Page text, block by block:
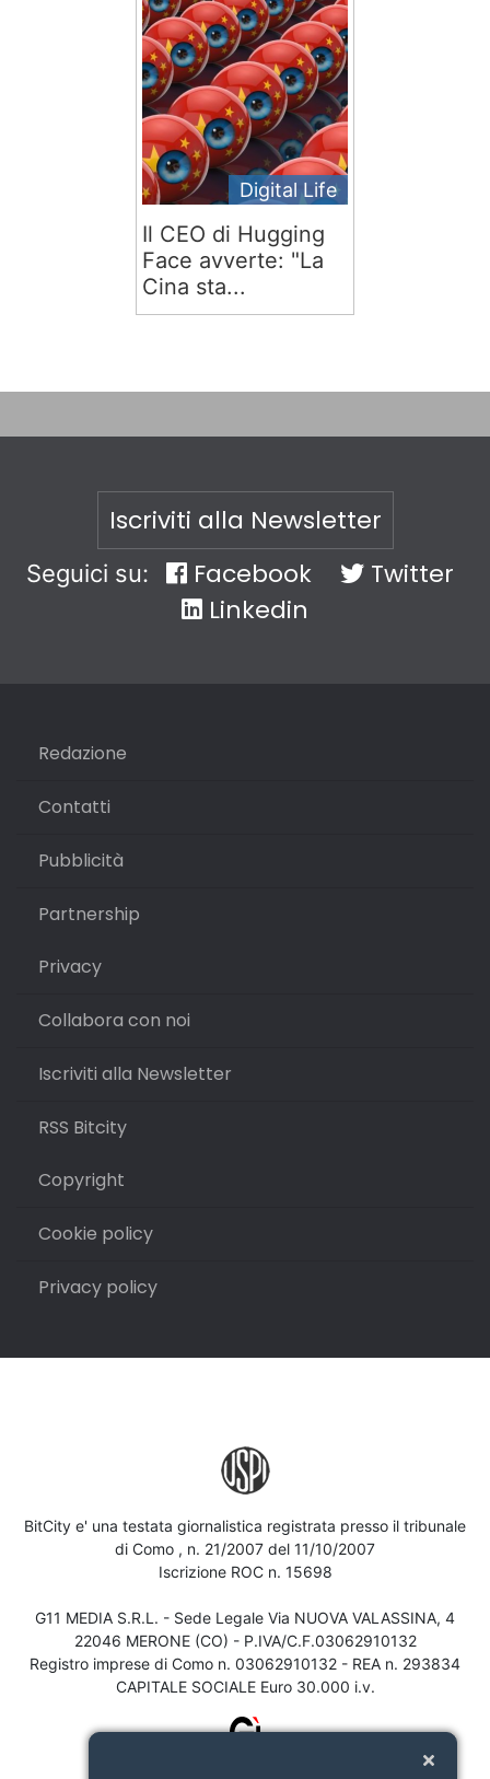
Digital Life
Il CEO di Hugging
Face avverte: "La
Cina sta...
Iscriviti alla Newsletter
Seguici su: Facebook
Twitter
Linkedin
Redazione
Contatti
Pubblicità
Partnership
Privacy
Collabora con noi
Iscriviti alla Newsletter
RSS Bitcity
Copyright
Cookie policy
Privacy policy
BitCity e' una testata giornalistica registrata presso il tribunale
di Como , n. 21/2007 del 11/10/2007
Iscrizione ROC n. 15698
G11 MEDIA S.R.L. - Sede Legale Via NUOVA VALASSINA, 4
22046 MERONE (CO) - P.IVA/C.F.03062910132
Registro imprese di Como n. 03062910132 - REA n. 293834
CAPITALE SOCIALE Euro 30.000 i.v.